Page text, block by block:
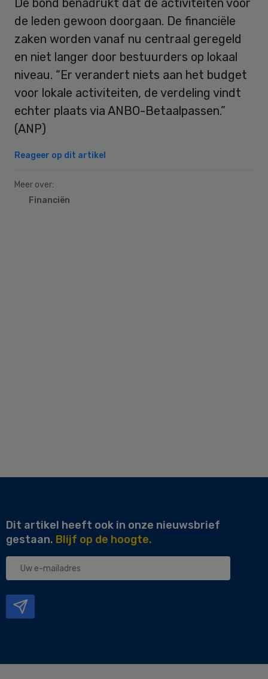
de leden gewoon doorgaan. De financiële
zaken worden vanaf nu centraal geregeld
en niet langer door bestuurders op lokaal
niveau. “Er verandert niets aan het budget
voor lokale activiteiten, de verdeling vindt
echter plaats via ANBO-Betaalpassen.”
(ANP)
Reageer op dit artikel
Meer over:
Financiën
Dit artikel heeft ook in onze nieuwsbrief
gestaan. Blijf op de hoogte.
Uw